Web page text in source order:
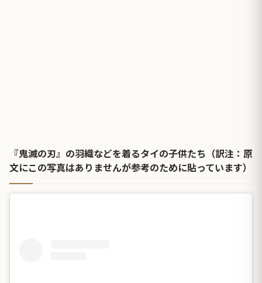
『鬼滅の刃』の羽織などを着るタイの子供たち（訳注：原
文にこの写真はありませんが参考のために貼っています）